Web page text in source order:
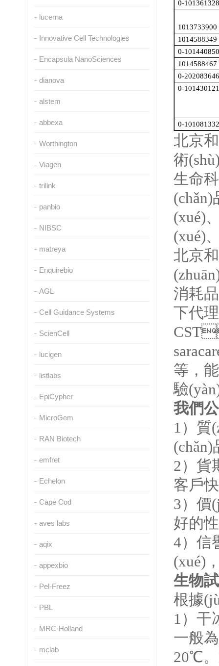
lucerna
Innovative Cell Technologies
Encapsula NanoSciences
dianova
alstem
abbexa
Worthington
Viagen
trilink
panbio
NIBSC
matreya
Enquirebio
AGL
Cell Guidance Systems
ScienCell
lucigen
listlabs
EpiCypher
MicroGem
RAN Biotech
emfret
Echelon
Cape Cod
aves labs
aqix
appexbio
Pel-Freez
PBL
MRC-Holland
mclab
0-
1013733900
1014588349
0-
1014588467
0-
0-
0-
北京
術
生命
(chǎn)
(xué)
(xué)
北京
消耗
下代
CST
等，
驗(yàn)
我們
1 ）質
(chǎn)
2 ）貨
客戶
3）價
好的
4）信
生物
根據
1 ）干
一般為
20℃